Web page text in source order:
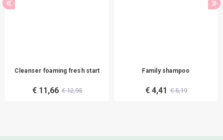
Cleanser foaming fresh start
€ 11,66 € 12,95
Family shampoo
€ 4,41 € 5,19